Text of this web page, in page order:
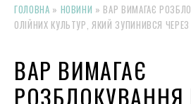
ГОЛОВНА » НОВИНИ » ВАР ВИМАГАЄ
ОЛІЙНИХ КУЛЬТУР, ЯКИЙ ЗУПИНИВСЯ
ВАР ВИМАГАЄ
РОЗБЛОКУВАННЯ